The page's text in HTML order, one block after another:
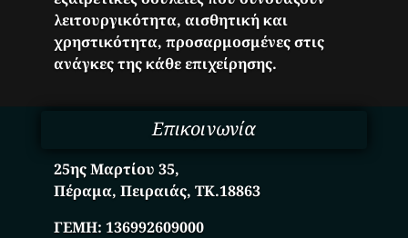
λειτουργικότητα, αισθητική και
χρηστικότητα, προσαρμοσμένες στις
ανάγκες της κάθε επιχείρησης.
Επικοινωνία
25ης Μαρτίου 35,
Πέραμα, Πειραιάς, ΤΚ.18863
ΓΕΜΗ:136992609000